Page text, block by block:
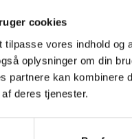
cookies
tilpasse vores indhold og
oplysninger om din
partnere kan kombinere
deres tjenester.
hvis
vil føre til
kan give